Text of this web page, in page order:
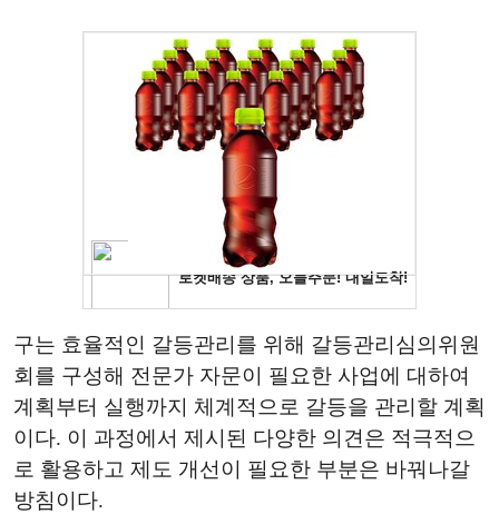
구는 효율적인 갈등관리를 위해 갈등관리심의위원
회를 구성해 전문가 자문이 필요한 사업에 대하여
계획부터 실행까지 체계적으로 갈등을 관리할 계획
이다. 이 과정에서 제시된 다양한 의견은 적극적으
로 활용하고 제도 개선이 필요한 부분은 바꿔나갈
방침이다.